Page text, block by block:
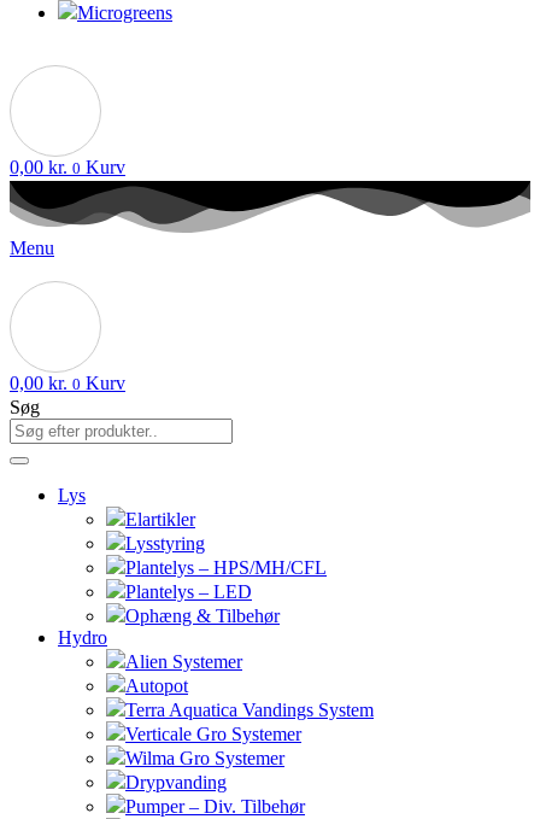
Microgreens
0,00 kr. 0 Kurv
Menu
0,00 kr. 0 Kurv
Søg
Lys
Elartikler
Lysstyring
Plantelys – HPS/MH/CFL
Plantelys – LED
Ophæng & Tilbehør
Hydro
Alien Systemer
Autopot
Terra Aquatica Vandings System
Verticale Gro Systemer
Wilma Gro Systemer
Drypvanding
Pumper – Div. Tilbehør